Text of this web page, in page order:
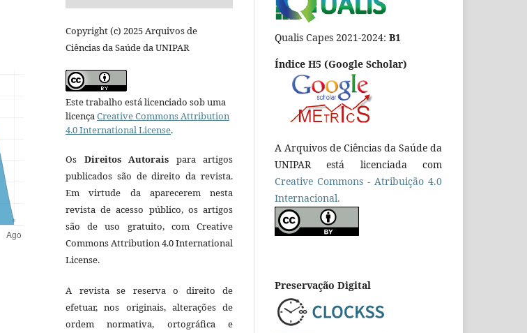
Copyright (c) 2025 Arquivos de
Ciências da Saúde da UNIPAR
Este trabalho está licenciado sob uma
licença Creative Commons Attribution
4.0 International License.
Os Direitos Autorais para artigos
publicados são de direito da revista.
Em virtude da aparecerem nesta
revista de acesso público, os artigos
são de uso gratuito, com Creative
Commons Attribution 4.0 International
License.
A revista se reserva o direito de
efetuar, nos originais, alterações de
ordem normativa, ortográfica e
Qualis Capes 2021-2024: B1
Índice H5 (Google Scholar)
A Arquivos de Ciências da Saúde da
UNIPAR está licenciada com
Creative Commons - Atribuição 4.0
Internacional.
Preservação Digital